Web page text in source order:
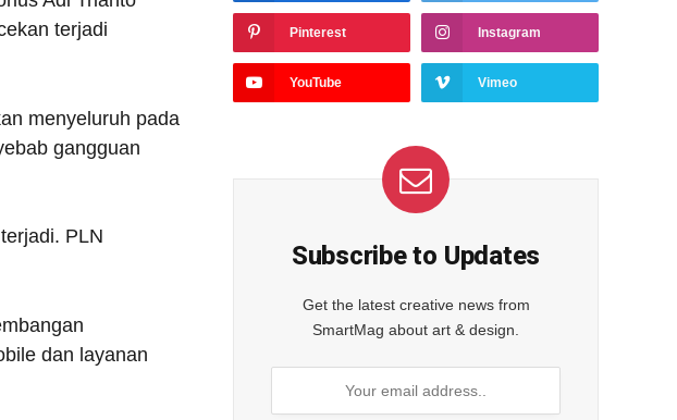
terjadi
menyeluruh pada
gangguan
PLN
dan layanan
Pinterest Instagram
YouTube Vimeo
Subscribe to Updates
Get the latest creative news from
SmartMag about art & design.